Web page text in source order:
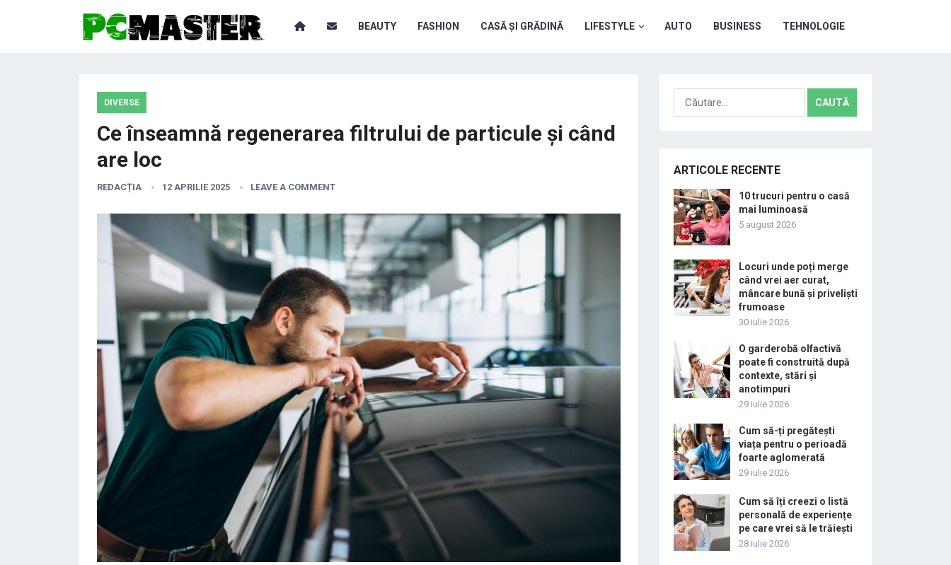
BEAUTY FASHION CASĂ ȘI GRĂDINĂ LIFESTYLE AUTO BUSINESS TEHNOLOGIE
DIVERSE
Ce înseamnă regenerarea filtrului de particule și când
are loc
REDACȚIA 12 APRILIE 2025 LEAVE A COMMENT
Caută
după:
ARTICOLE RECENTE
10 trucuri pentru o casă
mai luminoasă
5 august 2026
Locuri unde poți merge
când vrei aer curat,
mâncare bună și priveliști
frumoase
30 iulie 2026
O garderobă olfactivă
poate fi construită după
contexte, stări și
anotimpuri
29 iulie 2026
Cum să-ți pregătești
viața pentru o perioadă
foarte aglomerată
29 iulie 2026
Cum să îți creezi o listă
personală de experiențe
pe care vrei să le trăiești
28 iulie 2026